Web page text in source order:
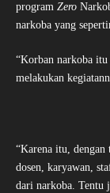
program Zero
narkoba yang
“Korban narkoba
melakukan
“Karena itu, dengan
dosen, karyawan,
dari narkoba. Tentu